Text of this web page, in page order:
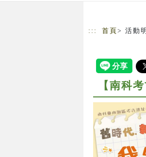
::: 首頁 > 活動
【南科